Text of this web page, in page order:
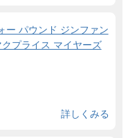
ー パウンド ジンファン
プライス マイヤーズ
詳しくみる